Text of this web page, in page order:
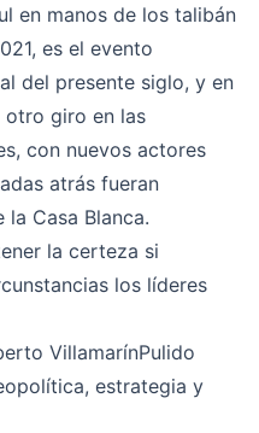
en manos de los talibán
es el evento
del presente siglo, y en
otro giro en las
con nuevos actores
atrás fueran
Casa Blanca.
la certeza si
los líderes
VillamarínPulido
estrategia y